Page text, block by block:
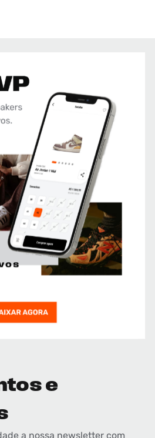
e
a nossa newsletter com